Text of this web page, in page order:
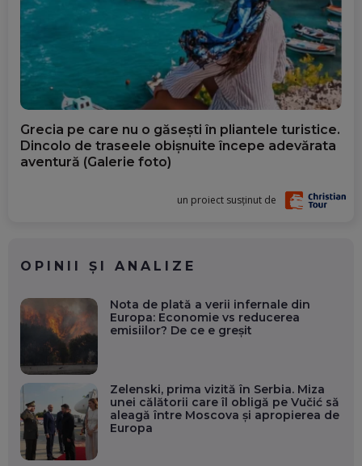
Grecia pe care nu o găsești în pliantele turistice.
Dincolo de traseele obișnuite începe adevărata
aventură (Galerie foto)
un proiect susținut de
OPINII ȘI ANALIZE
Nota de plată a verii infernale din
Europa: Economie vs reducerea
emisiilor? De ce e greșit
Zelenski, prima vizită în Serbia. Miza
unei călătorii care îl obligă pe Vučić să
aleagă între Moscova și apropierea de
Europa